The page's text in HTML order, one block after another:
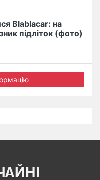
Blablacar: на
підліток (фото)